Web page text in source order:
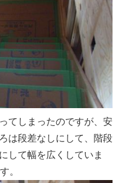
てしまったのですが、安
は段差なしにして、階段
して幅を広くしていま
。